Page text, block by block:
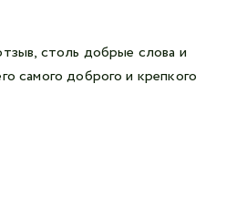
столь добрые слова и
самого доброго и крепкого